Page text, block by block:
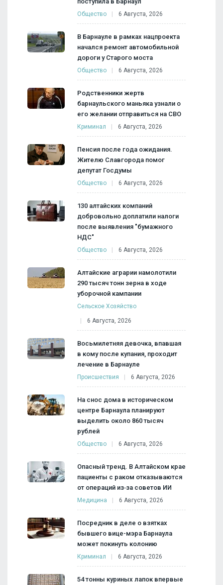
Общество 6 Августа, 2026
В Барнауле в рамках нацпроекта
начался ремонт автомобильной
дороги у Старого моста
Общество 6 Августа, 2026
Родственники жертв
барнаульского маньяка узнали о
его желании отправиться на СВО
Криминал 6 Августа, 2026
Пенсия после года ожидания.
Жителю Славгорода помог
депутат Госдумы
Общество 6 Августа, 2026
130 алтайских компаний
добровольно доплатили налоги
после выявления "бумажного
НДС"
Общество 6 Августа, 2026
Алтайские аграрии намолотили
290 тысяч тонн зерна в ходе
уборочной кампании
Сельское Хозяйство
6 Августа, 2026
Восьмилетняя девочка, впавшая
в кому после купания, проходит
лечение в Барнауле
Происшествия 6 Августа, 2026
На снос дома в историческом
центре Барнаула планируют
выделить около 860 тысяч
рублей
Общество 6 Августа, 2026
Опасный тренд. В Алтайском крае
пациенты с раком отказываются
от операций из‑за советов ИИ
Медицина 6 Августа, 2026
Посредник в деле о взятках
бывшего вице-мэра Барнаула
может покинуть колонию
Криминал 6 Августа, 2026
54 тонны куриных лапок впервые